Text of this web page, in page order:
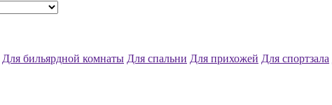
Для бильярдной комнаты Для спальни Для прихожей Для спортзала